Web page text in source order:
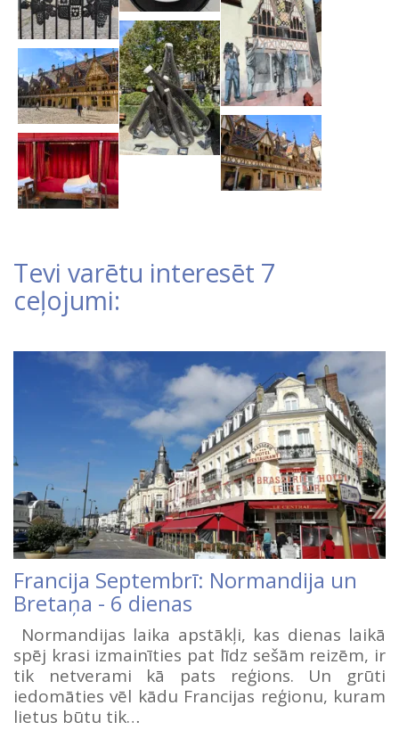
Tevi varētu interesēt 7
ceļojumi:
Francija Septembrī: Normandija un
Bretaņa - 6 dienas
Normandijas laika apstākļi, kas dienas laikā
spēj krasi izmainīties pat līdz sešām reizēm, ir
tik netverami kā pats reģions. Un grūti
iedomāties vēl kādu Francijas reģionu, kuram
lietus būtu tik…